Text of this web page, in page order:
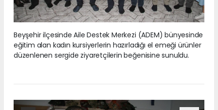
Beyşehir ilçesinde Aile Destek Merkezi (ADEM) bünyesinde
eğitim alan kadın kursiyerlerin hazırladığı el emeği ürünler
düzenlenen sergide ziyaretçilerin beğenisine sunuldu.